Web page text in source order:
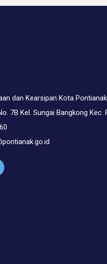
dan Kearsipan Kota Pontianak
7B Kel. Sungai Bangkong